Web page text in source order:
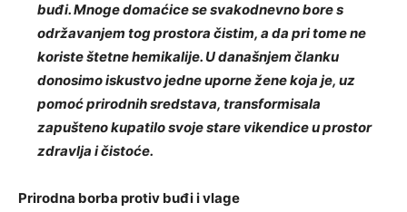
buđi. Mnoge domaćice se svakodnevno bore s
održavanjem tog prostora čistim, a da pri tome ne
koriste štetne hemikalije. U današnjem članku
donosimo iskustvo jedne uporne žene koja je, uz
pomoć prirodnih sredstava, transformisala
zapušteno kupatilo svoje stare vikendice u prostor
zdravlja i čistoće.
Prirodna borba protiv buđi i vlage